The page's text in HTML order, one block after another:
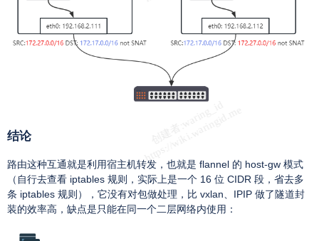
结论
路由这种互通就是利用宿主机转发，也就是 flannel 的 host-gw 模式
（自行去查看 iptables 规则，实际上是一个 16 位 CIDR 段，省去多
条 iptables 规则），它没有对包做处理，比 vxlan、IPIP 做了隧道封
装的效率高，缺点是只能在同一个二层网络内使用：